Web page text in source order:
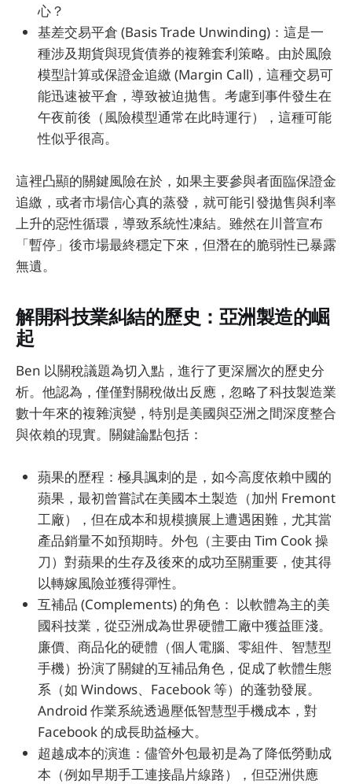
心？
基差交易平倉 (Basis Trade Unwinding)：這是一
種涉及期貨與現貨債券的複雜套利策略。由於風險
模型計算或保證金追繳 (Margin Call)，這種交易可
能迅速被平倉，導致被迫拋售。考慮到事件發生在
午夜前後（風險模型通常在此時運行），這種可能
性似乎很高。
這裡凸顯的關鍵風險在於，如果主要參與者面臨保證金
追繳，或者市場信心真的蒸發，就可能引發拋售與利率
上升的惡性循環，導致系統性凍結。雖然在川普宣布
「暫停」後市場最終穩定下來，但潛在的脆弱性已暴露
無遺。
解開科技業糾結的歷史：亞洲製造的崛
起
Ben 以關稅議題為切入點，進行了更深層次的歷史分
析。他認為，僅僅對關稅做出反應，忽略了科技製造業
數十年來的複雜演變，特別是美國與亞洲之間深度整合
與依賴的現實。關鍵論點包括：
蘋果的歷程：極具諷刺的是，如今高度依賴中國的
蘋果，最初曾嘗試在美國本土製造（加州 Fremont
工廠），但在成本和規模擴展上遭遇困難，尤其當
產品銷量不如預期時。外包（主要由 Tim Cook 操
刀）對蘋果的生存及後來的成功至關重要，使其得
以轉嫁風險並獲得彈性。
互補品 (Complements) 的角色： 以軟體為主的美
國科技業，從亞洲成為世界硬體工廠中獲益匪淺。
廉價、商品化的硬體（個人電腦、零組件、智慧型
手機）扮演了關鍵的互補品角色，促成了軟體生態
系（如 Windows、Facebook 等）的蓬勃發展。
Android 作業系統透過壓低智慧型手機成本，對
Facebook 的成長助益極大。
超越成本的演進：儘管外包最初是為了降低勞動成
本（例如早期手工連接晶片線路），但亞洲供應